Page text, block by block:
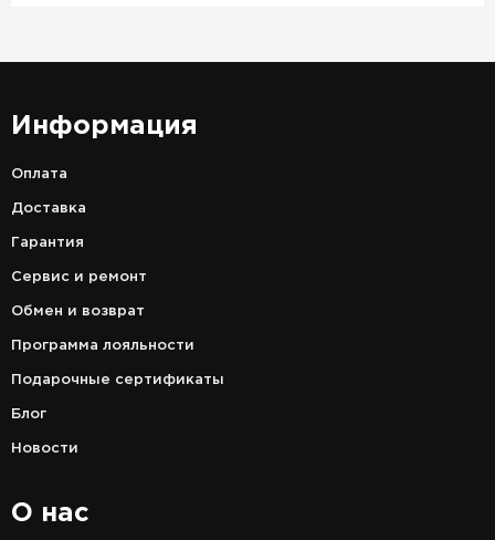
Информация
Оплата
Доставка
Гарантия
Сервис и ремонт
Обмен и возврат
Программа лояльности
Подарочные сертификаты
Блог
Новости
О нас